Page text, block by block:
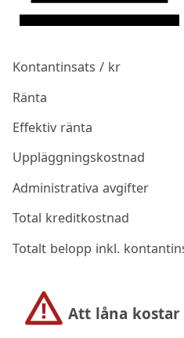
Kontantinsats / kr
Ränta
Effektiv ränta
Uppläggningskostnad
Administrativa avgifter
Total kreditkostnad
Totalt belopp inkl.
Att låna kostar